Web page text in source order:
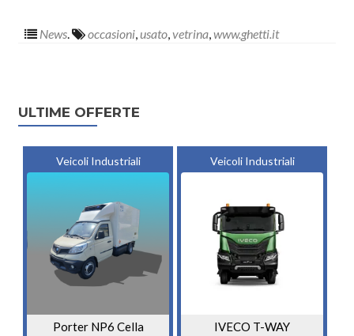
News occasioni usato vetrina www.ghetti.it
ULTIME OFFERTE
Veicoli Industriali
Porter NP6 Cella
Veicoli Industriali
IVECO T-WAY